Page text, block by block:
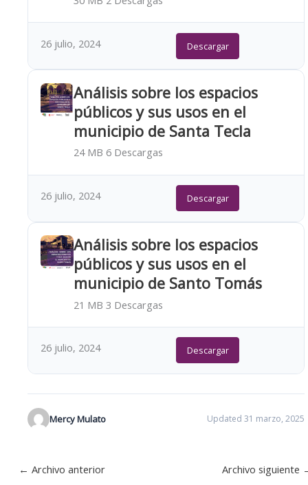
26 julio, 2024 Descargar
Análisis sobre los espacios
públicos y sus usos en el
municipio de Santa Tecla
24 MB 6 Descargas
26 julio, 2024 Descargar
Análisis sobre los espacios
públicos y sus usos en el
municipio de Santo Tomás
21 MB 3 Descargas
26 julio, 2024 Descargar
Mercy Mulato Updated 31 marzo, 2025
← Archivo anterior Archivo siguiente